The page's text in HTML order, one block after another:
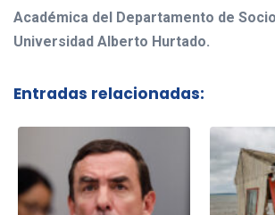
Académica del Departamento de
Universidad Alberto Hurtado.
Entradas relacionadas: